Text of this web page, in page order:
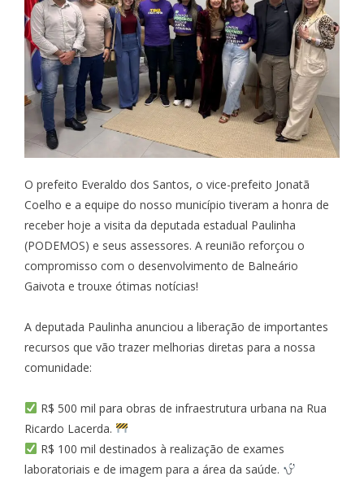
O prefeito Everaldo dos Santos, o vice-prefeito Jonatã
Coelho e a equipe do nosso município tiveram a honra de
receber hoje a visita da deputada estadual Paulinha
(PODEMOS) e seus assessores. A reunião reforçou o
compromisso com o desenvolvimento de Balneário
Gaivota e trouxe ótimas notícias!
A deputada Paulinha anunciou a liberação de importantes
recursos que vão trazer melhorias diretas para a nossa
comunidade:
R$ 500 mil para obras de infraestrutura urbana na Rua
Ricardo Lacerda.
R$ 100 mil destinados à realização de exames
laboratoriais e de imagem para a área da saúde.